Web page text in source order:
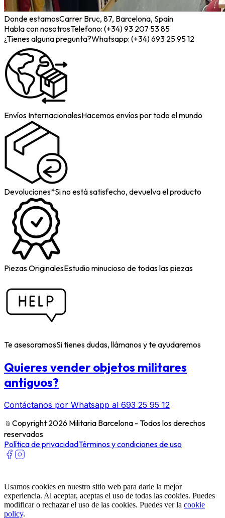
Donde estamosCarrer Bruc, 87, Barcelona, Spain
Habla con nosotrosTelefono: (+34) 93 207 53 85
¿Tienes alguna pregunta?Whatsapp: (+34) 693 25 95 12
Envíos InternacionalesHacemos envíos por todo el mundo
Devoluciones*Si no está satisfecho, devuelva el producto
Piezas OriginalesEstudio minucioso de todas las piezas
Te asesoramosSi tienes dudas, llámanos y te ayudaremos
Quieres vender objetos militares
antiguos?
Contáctanos por Whatsapp al 693 25 95 12
﹫ Copyright 2026 Militaria Barcelona - Todos los derechos
reservados
Política de privacidadTérminos y condiciones de uso
Usamos cookies en nuestro sitio web para darle la mejor
experiencia. Al aceptar, aceptas el uso de todas las cookies. Puedes
modificar o rechazar el uso de las cookies. Puedes ver la cookie
policy.